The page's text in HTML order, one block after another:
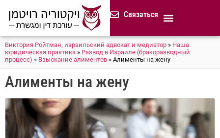
Связаться
Виктория Ройтман, израильский адвокат и медиатор » Наша
юридическая практика » Развод в Израиле (бракоразводный
процесс) » Взыскание алиментов » Алименты на жену
Алименты на жену